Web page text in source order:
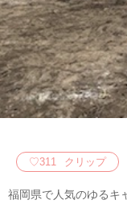
♡311 クリップ
福岡県で人気のゆるキ